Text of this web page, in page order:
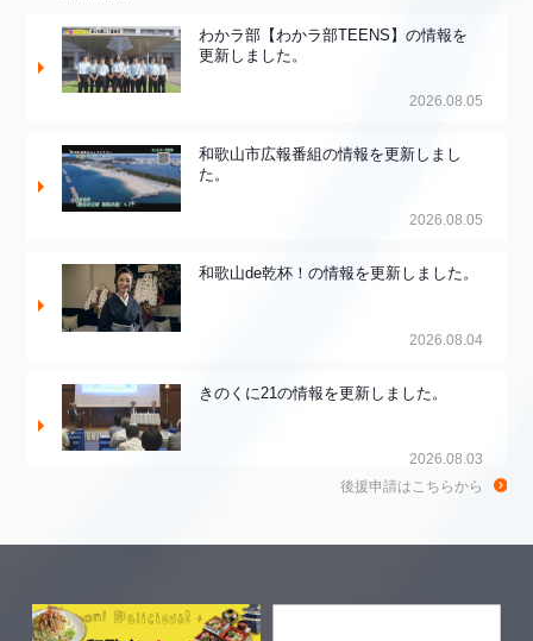
わかラ部【わかラ部TEENS】の情報を
更新しました。
2026.08.05
和歌山市広報番組の情報を更新しまし
た。
2026.08.05
和歌山de乾杯！の情報を更新しました。
2026.08.04
きのくに21の情報を更新しました。
2026.08.03
WTV NEWS6【WAKAYAMA SDGs】の
後援申請はこちらから